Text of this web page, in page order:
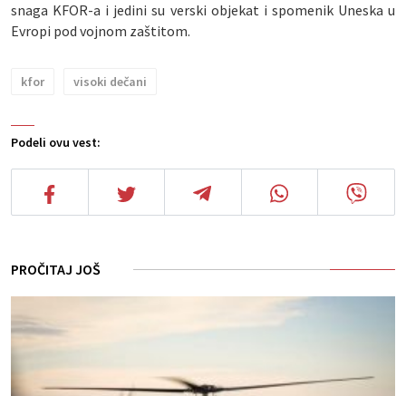
Podeli ovu vest:
snaga KFOR-a i jedini su verski objekat i spomenik Uneska u
Evropi pod vojnom zaštitom.
kfor visoki dečani
PROČITAJ JOŠ